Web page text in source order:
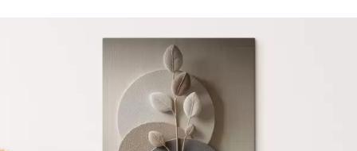
Яскраві, насичені кольори
Стійкість до вицвітання
Безпечне чорнило без запаху
Поверхня з текстурою полотна
Екологічний матеріал